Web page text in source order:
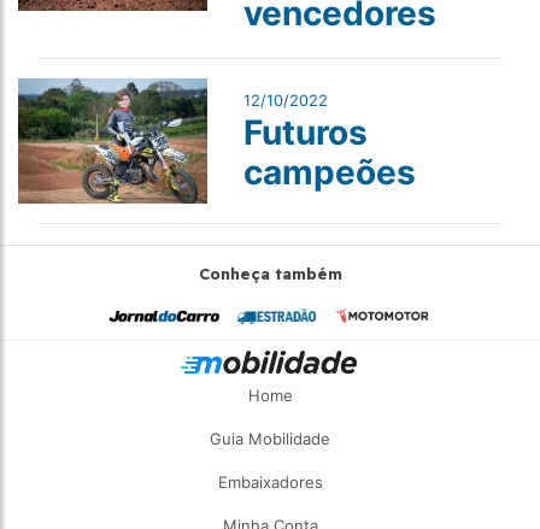
vencedores
12/10/2022
Futuros
campeões
Conheça também
Home
Guia Mobilidade
Embaixadores